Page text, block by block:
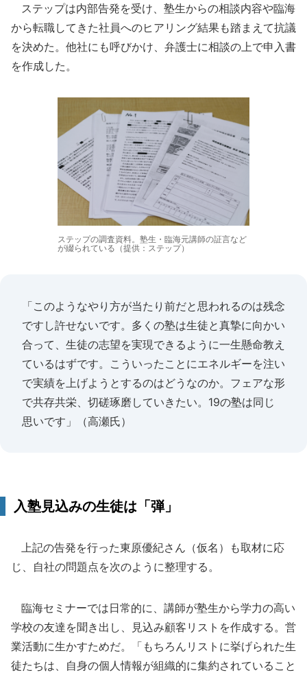
ステップは内部告発を受け、塾生からの相談内容や臨海
から転職してきた社員へのヒアリング結果も踏まえて抗議
を決めた。他社にも呼びかけ、弁護士に相談の上で申入書
を作成した。
ステップの調査資料。塾生・臨海元講師の証言など
が綴られている（提供：ステップ）
「このようなやり方が当たり前だと思われるのは残念
ですし許せないです。多くの塾は生徒と真摯に向かい
合って、生徒の志望を実現できるように一生懸命教え
ているはずです。こういったことにエネルギーを注い
で実績を上げようとするのはどうなのか。フェアな形
で共存共栄、切磋琢磨していきたい。19の塾は同じ
思いです」（高瀬氏）
入塾見込みの生徒は「弾」
上記の告発を行った東原優紀さん（仮名）も取材に応
じ、自社の問題点を次のように整理する。
臨海セミナーでは日常的に、講師が塾生から学力の高い
学校の友達を聞き出し、見込み顧客リストを作成する。営
業活動に生かすためだ。「もちろんリストに挙げられた生
徒たちは、自身の個人情報が組織的に集約されていること